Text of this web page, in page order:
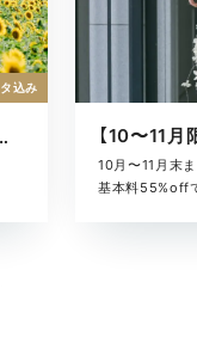
ケキャンペーン
込み
10月〜11月末
基本料55%off